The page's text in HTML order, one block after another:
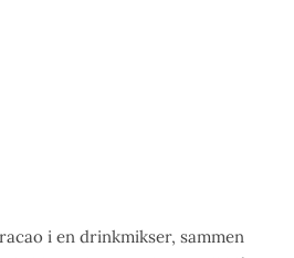
i en drinkmikser, sammen